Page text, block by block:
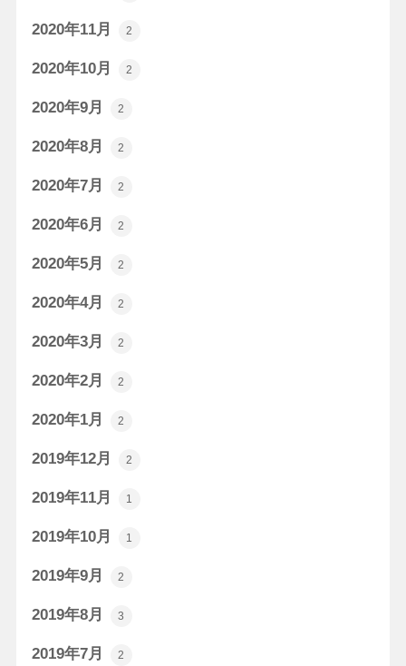
2020年11月 2
2020年10月 2
2020年9月 2
2020年8月 2
2020年7月 2
2020年6月 2
2020年5月 2
2020年4月 2
2020年3月 2
2020年2月 2
2020年1月 2
2019年12月 2
2019年11月 1
2019年10月 1
2019年9月 2
2019年8月 3
2019年7月 2